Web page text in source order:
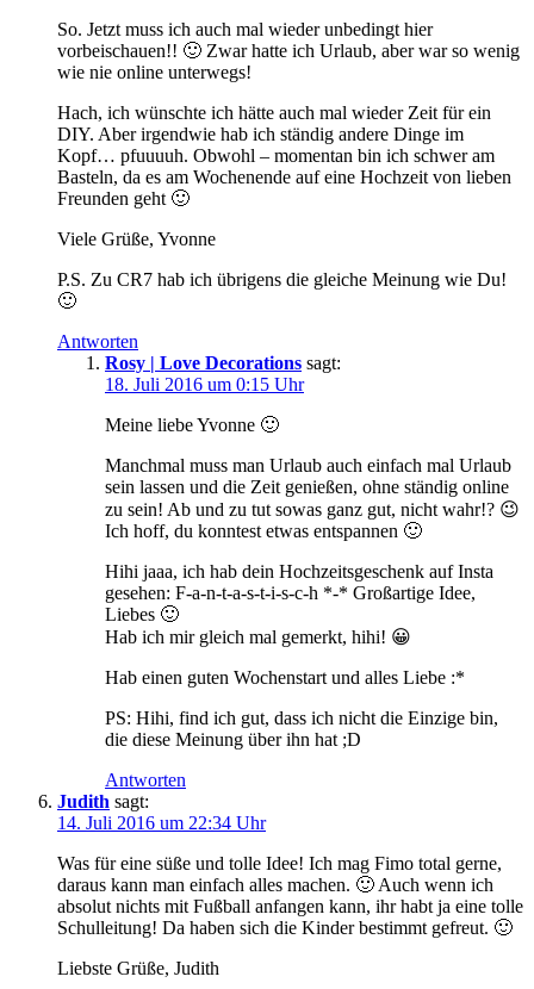
So. Jetzt muss ich auch mal wieder unbedingt hier
vorbeischauen!! 🙂 Zwar hatte ich Urlaub, aber war so wenig
wie nie online unterwegs!
Hach, ich wünschte ich hätte auch mal wieder Zeit für ein
DIY. Aber irgendwie hab ich ständig andere Dinge im
Kopf… pfuuuuh. Obwohl – momentan bin ich schwer am
Basteln, da es am Wochenende auf eine Hochzeit von lieben
Freunden geht 🙂
Viele Grüße, Yvonne
P.S. Zu CR7 hab ich übrigens die gleiche Meinung wie Du!
🙂
Antworten
Rosy | Love Decorations sagt:
18. Juli 2016 um 0:15 Uhr
Meine liebe Yvonne 🙂
Manchmal muss man Urlaub auch einfach mal Urlaub
sein lassen und die Zeit genießen, ohne ständig online
zu sein! Ab und zu tut sowas ganz gut, nicht wahr!? 😉
Ich hoff, du konntest etwas entspannen 🙂
Hihi jaaa, ich hab dein Hochzeitsgeschenk auf Insta
gesehen: F-a-n-t-a-s-t-i-s-c-h *-* Großartige Idee,
Liebes 🙂
Hab ich mir gleich mal gemerkt, hihi! 😀
Hab einen guten Wochenstart und alles Liebe :*
PS: Hihi, find ich gut, dass ich nicht die Einzige bin,
die diese Meinung über ihn hat ;D
Antworten
Judith sagt:
14. Juli 2016 um 22:34 Uhr
Was für eine süße und tolle Idee! Ich mag Fimo total gerne,
daraus kann man einfach alles machen. 🙂 Auch wenn ich
absolut nichts mit Fußball anfangen kann, ihr habt ja eine tolle
Schulleitung! Da haben sich die Kinder bestimmt gefreut. 🙂
Liebste Grüße, Judith